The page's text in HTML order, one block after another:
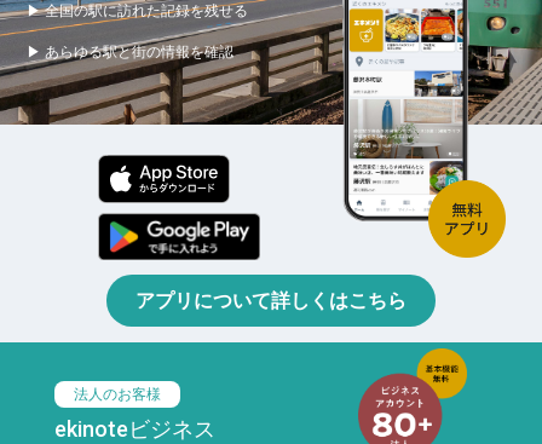
▶ 全国の駅に訪れた記録を残せる
▶ あらゆる駅と街の情報を確認
アプリについて詳しくはこちら
法人のお客様
ekinoteビジネス